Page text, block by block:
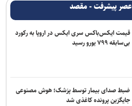
عصر پیشرفت - مقصد
قیمت ایکس‌باکس سری ایکس در اروپا به رکورد
بی‌سابقه ۷۹۹ یورو رسید
ضبط صدای بیمار توسط پزشک؛ هوش مصنوعی
جایگزین پرونده کاغذی شد